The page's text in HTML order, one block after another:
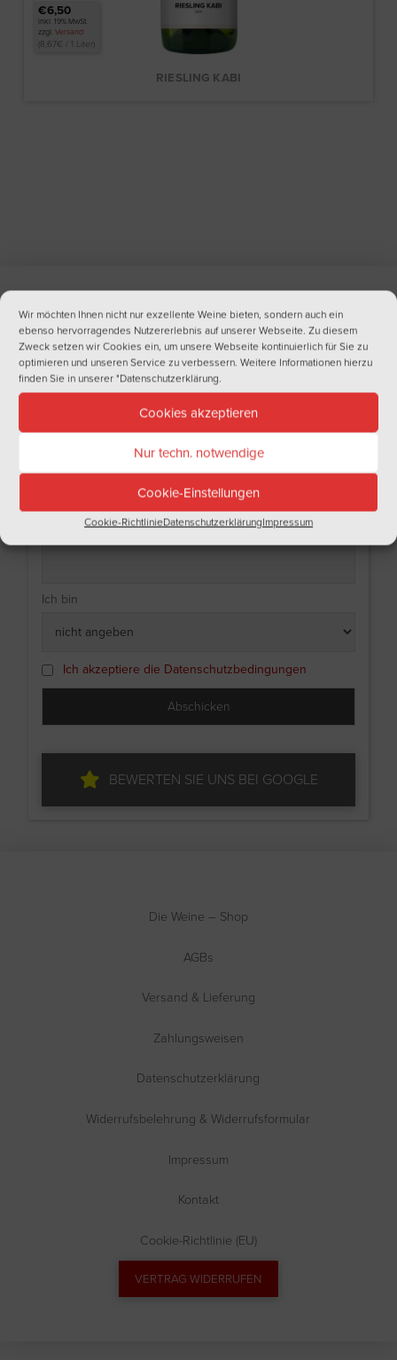
Wir möchten Ihnen nicht nur exzellente Weine bieten, sondern auch ein
ebenso hervorragendes Nutzererlebnis auf unserer Webseite. Zu diesem
Zweck setzen wir Cookies ein, um unsere Webseite kontinuierlich für Sie zu
optimieren und unseren Service zu verbessern. Weitere Informationen hierzu
finden Sie in unserer"Datenschutzerklärung.
Cookies akzeptieren
Nur techn. notwendige
Cookie-Einstellungen
Cookie-RichtlinieDatenschutzerklärungImpressum
€6,50
inkl. 19% MwSt.
zzgl. Versand
8,67€ / 1 Liter)
RIESLING KABI
NEWSLETTER
Haben Sie Lust auf regelmäßige Informationen aus der Welt des Weins?
Tragen Sie sich doch gleich in unseren Newsletter ein!
Name
Ich bin
Ich akzeptiere die Datenschutzbedingungen
BEWERTEN SIE UNS BEI GOOGLE
Die Weine – Shop
AGBs
Versand & Lieferung
Zahlungsweisen
Datenschutzerklärung
Widerrufsbelehrung & Widerrufsformular
Impressum
Kontakt
Cookie-Richtlinie (EU)
VERTRAG WIDERRUFEN